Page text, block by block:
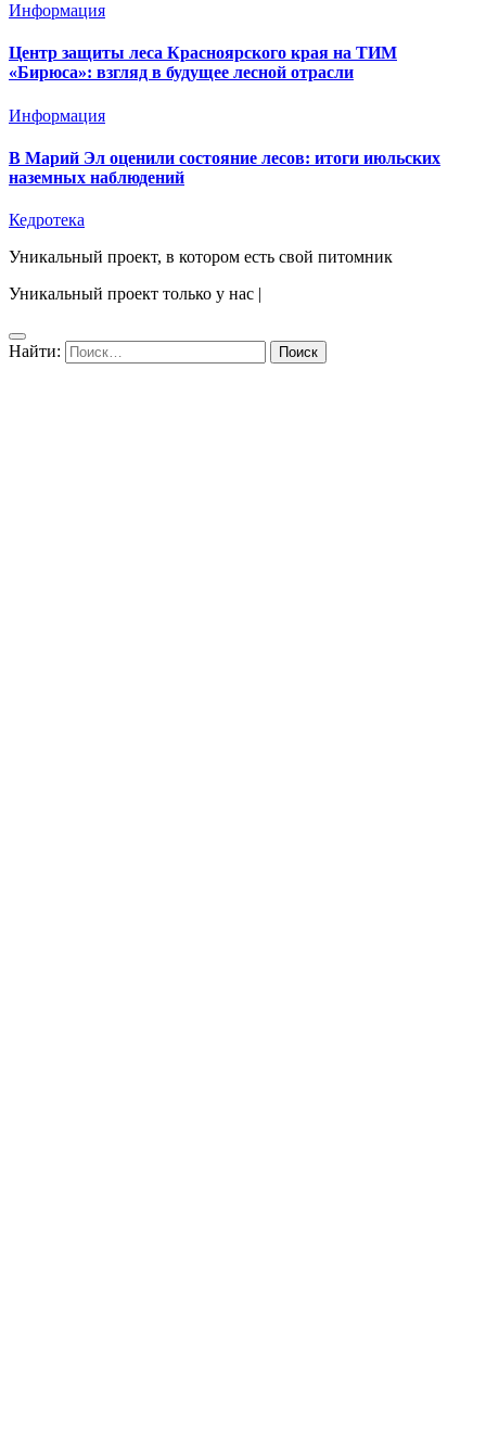
Информация
Центр защиты леса Красноярского края на ТИМ
«Бирюса»: взгляд в будущее лесной отрасли
Информация
В Марий Эл оценили состояние лесов: итоги июльских
наземных наблюдений
Кедротека
Уникальный проект, в котором есть свой питомник
Уникальный проект только у нас |
Найти: